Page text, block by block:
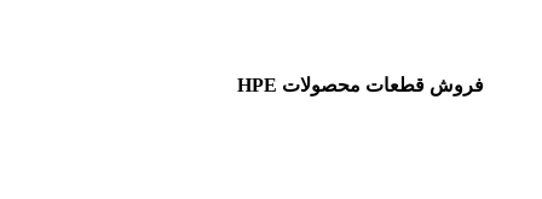
فروش قطعات محصولات HPE